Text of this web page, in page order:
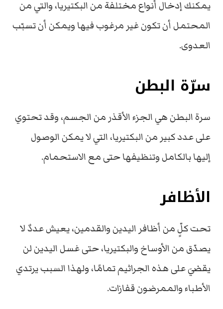
يمكنك إدخال أنواع مختلفة من البكتيريا، والتي من
المحتمل أن تكون غير مرغوب فيها ويمكن أن تسبّب
العدوى.
سرّة البطن
سرة البطن هي الجزء الأقذر من الجسم، وقد تحتوي
على عدد كبير من البكتيريا، التي لا يمكن الوصول
إليها بالكامل وتنظيفها حتى مع الاستحمام.
الأظافر
تحت كلٍّ من أظافر اليدين والقدمين، يعيش عددٌ لا
يصدّق من الأوساخ والبكتيريا، حتى غسل اليدين لن
يقضيَ على هذه الجراثيم تمامًا، ولهذا السبب يرتدي
الأطباء والممرضون قفازات.